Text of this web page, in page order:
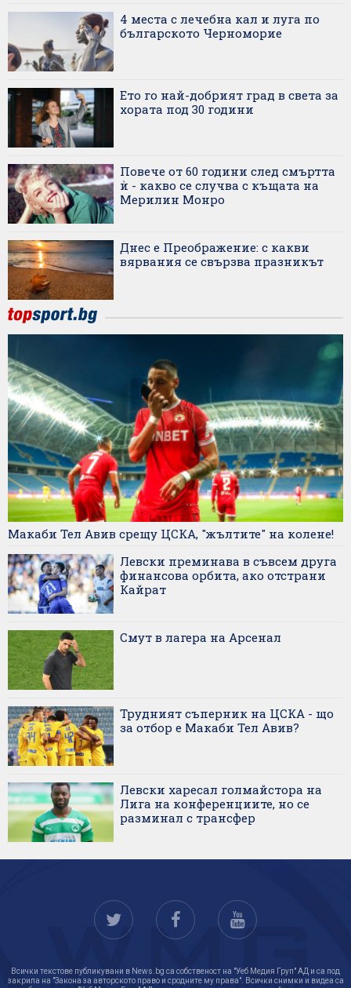
4 места с лечебна кал и луга по
българското Черноморие
Ето го най-добрият град в света за
хората под 30 години
Повече от 60 години след смъртта
ѝ - какво се случва с къщата на
Мерилин Монро
Днес е Преображение: с какви
вярвания се свързва празникът
Макаби Тел Авив срещу ЦСКА, "жълтите" на колене!
Левски преминава в съвсем друга
финансова орбита, ако отстрани
Кайрат
Смут в лагера на Арсенал
Трудният съперник на ЦСКА - що
за отбор е Макаби Тел Авив?
Левски харесал голмайстора на
Лига на конференциите, но се
разминал с трансфер
Всички текстове публикувани в News.bg са собственост на "Уеб Медия Груп" АД и са под
закрила на "Закона за авторското право и сродните му права". Всички снимки и видеа са